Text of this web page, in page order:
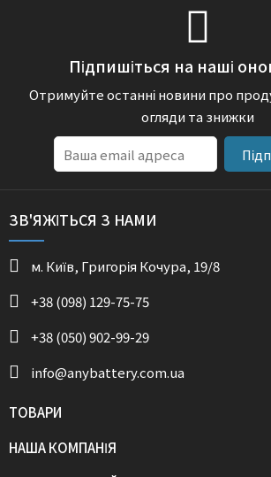
Підпишіться на наші
Отримуйте останні новини про
огляди та знижки
ЗВ'ЯЖІТЬСЯ З НАМИ
м. Київ, Григорія Кочура, 19/8
+38 (098) 129-75-75
+38 (050) 902-99-29
info@anybattery.com.ua
ТОВАРИ
НАША КОМПАНІЯ